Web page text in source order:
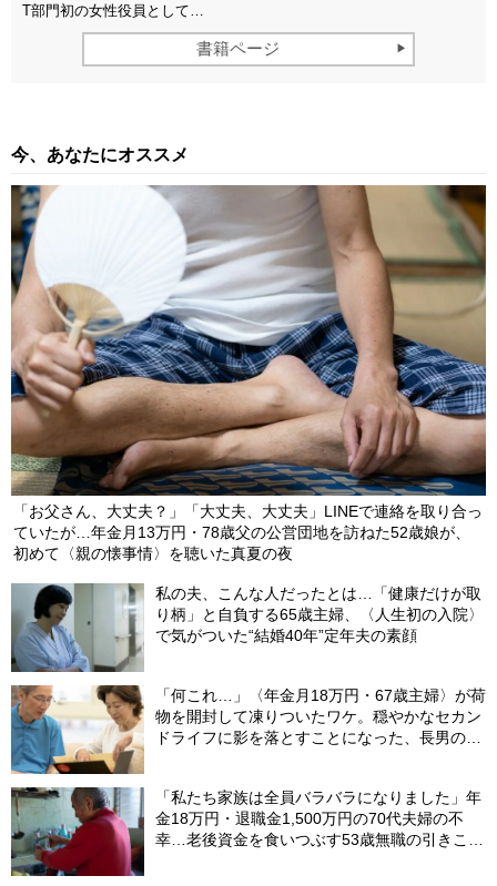
T部門初の女性役員として…
書籍ページ
今、あなたにオススメ
「お父さん、大丈夫？」「大丈夫、大丈夫」LINEで連絡を取り合っ
ていたが…年金月13万円・78歳父の公営団地を訪ねた52歳娘が、
初めて〈親の懐事情〉を聴いた真夏の夜
私の夫、こんな人だったとは…「健康だけが取
り柄」と自負する65歳主婦、〈人生初の入院〉
で気がついた“結婚40年”定年夫の素顔
「何これ…」〈年金月18万円・67歳主婦〉が荷
物を開封して凍りついたワケ。穏やかなセカン
ドライフに影を落とすことになった、長男の嫁
「私たち家族は全員バラバラになりました」年
金18万円・退職金1,500万円の70代夫婦の不
幸…老後資金を食いつぶす53歳無職の引きこも